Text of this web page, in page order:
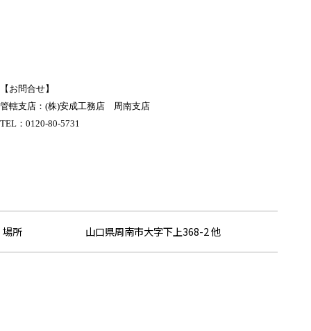
【お問合せ】
管轄支店：(株)安成工務店 周南支店
TEL： 0120-80-5731
場所 山口県周南市大字下上368-2 他